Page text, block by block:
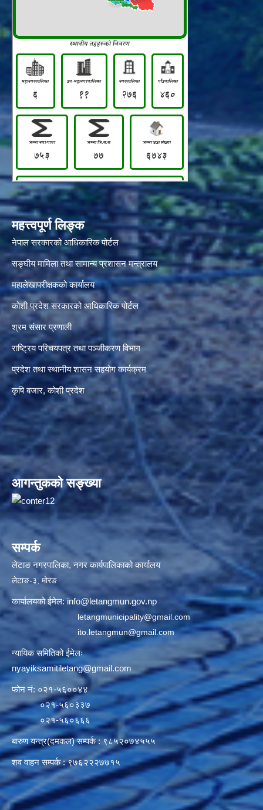
महत्त्वपूर्ण लिङ्क
नेपाल सरकारको आधिकारिक पोर्टल
सङ्‍घीय मामिला तथा सामान्य प्रशासन मन्त्रालय
महालेखापरीक्षकको कार्यालय
कोशी प्रदेश सरकारको आधिकारिक पोर्टल
श्रम संसार प्रणाली
राष्ट्रिय परिचयपत्र तथा पञ्जीकरण विभाग
प्रदेश तथा स्थानीय शासन सहयोग कार्यक्रम
कृषि बजार, कोशी प्रदेश
आगन्तुकको सङ्ख्या
सम्पर्क
लेटाङ नगरपालिका, नगर कार्यपालिकाको कार्यालय
लेटाङ-३, मोरङ
कार्यालयको ईमेल:info@letangmun.gov.np
letangmunicipality@gmail.com
ito.letangmun@gmail.com
न्यायिक समितिको ईमेलः
nyayiksamitiletang@gmail.com
फोन नं: ०२१-५६००४४
०२१-५६०३३७
०२१-५६०६६६
बारुण यन्त्र(दमकल) सम्पर्क : ९८५२०७४५५५
शव वाहन सम्पर्क : ९७६२२२७७१५